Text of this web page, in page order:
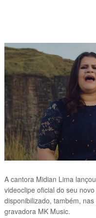
A cantora Midian Lima
videoclipe oficial do seu
disponibilizado, também,
gravadora MK Music.